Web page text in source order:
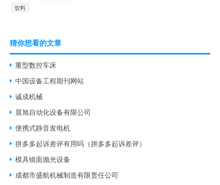
饮料
猜你想看的文章
重型数控车床
中国设备工程期刊网站
诚成机械
晨旭自动化设备有限公司
便携式静音发电机
拼多多起诉差评有用吗（拼多多起诉差评）
模具镜面抛光设备
成都市盛航机械制造有限责任公司